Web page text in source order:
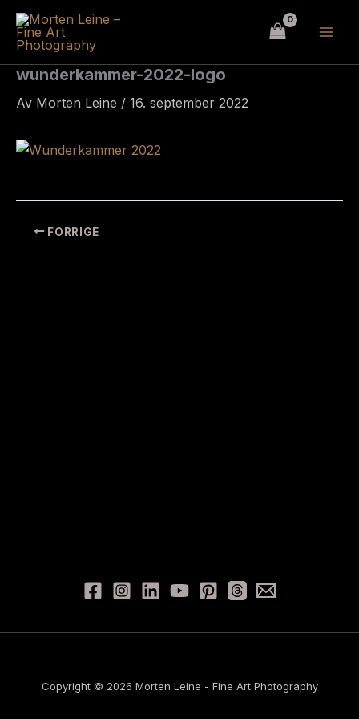
Hopp
rett
innholdet
wunderkammer-2022-logo
Av Morten Leine / 16. september 2022
FORRIGE
Copyright © 2026 Morten Leine - Fine Art Photography